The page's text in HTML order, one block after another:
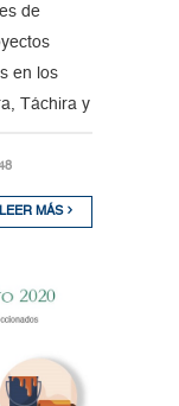
de
en los
Táchira y
LEER MÁS